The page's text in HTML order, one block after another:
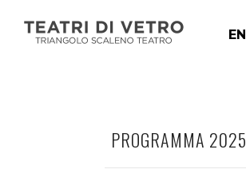
EN
PROGRAMMA 2025